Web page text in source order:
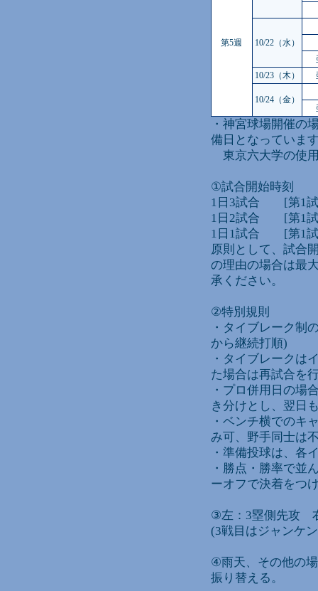
第5週
10/22（水）
10/23（木）
10/24（金）
・神宮球場開催の
備日となっていま
東京六大学の使
①試合開始時刻
1日3試合 [第1試
1日2試合 [第1試
1日1試合 [第1試
原則として、試合
の理由の場合は最
承ください。
②特別規則
・タイブレーク制
から継続打順)
・タイブレークは
た場合は再試合を
・プロ併用日の場
き分けとし、翌日
・ベンチ横でのキ
み可、野手同士は
・準備投球は、各
・勝点・勝率で並
ーオフで決着をつ
③左：3塁側先攻
(3戦目はジャンケ
④雨天、その他の
振り替える。